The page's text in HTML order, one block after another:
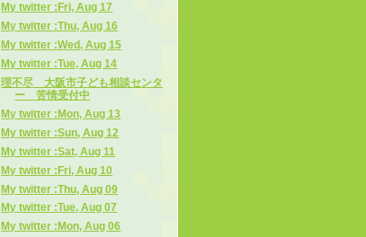
My twitter :Fri, Aug 17
My twitter :Thu, Aug 16
My twitter :Wed, Aug 15
My twitter :Tue, Aug 14
理不尽 大阪市子ども相談センタ
ー 苦情受付中
My twitter :Mon, Aug 13
My twitter :Sun, Aug 12
My twitter :Sat, Aug 11
My twitter :Fri, Aug 10
My twitter :Thu, Aug 09
My twitter :Tue, Aug 07
My twitter :Mon, Aug 06